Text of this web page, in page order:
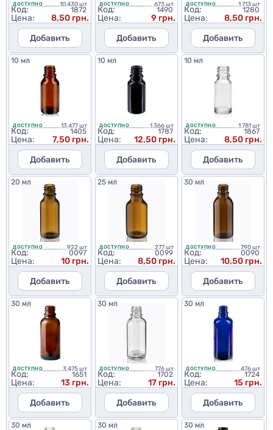
ДОСТУПНО 10 430 шт
Код: 1872
Цена:
8,50 грн.
Добавить
ДОСТУПНО 673 шт
Код: 1490
Цена:
9 грн.
Добавить
ДОСТУПНО 1 713 шт
Код: 1280
Цена:
8,50 грн.
Добавить
10 мл
ДОСТУПНО 13 477 шт
Код: 1405
Цена:
7,50 грн.
Добавить
10 мл
ДОСТУПНО 1 366 шт
Код: 1787
Цена:
12,50 грн.
Добавить
10 мл
ДОСТУПНО 1 781 шт
Код: 1867
Цена:
8,50 грн.
Добавить
20 мл
ДОСТУПНО 922 шт
Код: 0097
Цена:
10 грн.
Добавить
25 мл
ДОСТУПНО 277 шт
Код: 0099
Цена:
8,50 грн.
Добавить
30 мл
ДОСТУПНО 790 шт
Код: 0090
Цена:
10,50 грн.
Добавить
30 мл
ДОСТУПНО 3 475 шт
Код: 1651
Цена:
13 грн.
Добавить
30 мл
ДОСТУПНО 776 шт
Код: 1702
Цена:
17 грн.
Добавить
30 мл
ДОСТУПНО 476 шт
Код: 1724
Цена:
15 грн.
Добавить
30 мл 30 мл 30 мл